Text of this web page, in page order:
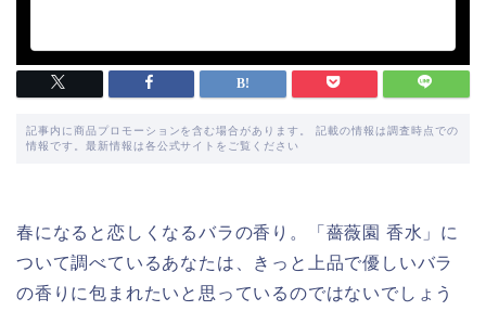
記事内に商品プロモーションを含む場合があります。 記載の情報は調査時点での
情報です。最新情報は各公式サイトをご覧ください
春になると恋しくなるバラの香り。「薔薇園 香水」に
ついて調べているあなたは、きっと上品で優しいバラ
の香りに包まれたいと思っているのではないでしょう